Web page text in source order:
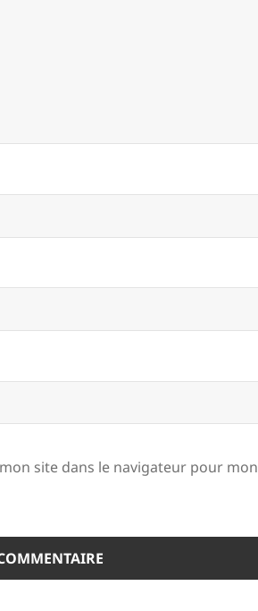
site dans le navigateur pour mon